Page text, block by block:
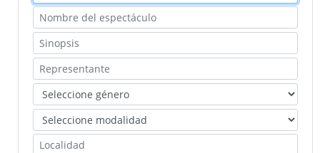
Ballet, danza y artes en movimiento
D rule: artistas en el territorio
Folklore extremeño y folk
Música
Teatro
Enlaces de interés